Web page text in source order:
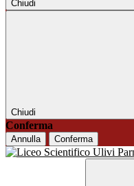
Chiudi
Chiudi
Conferma
Annulla Conferma